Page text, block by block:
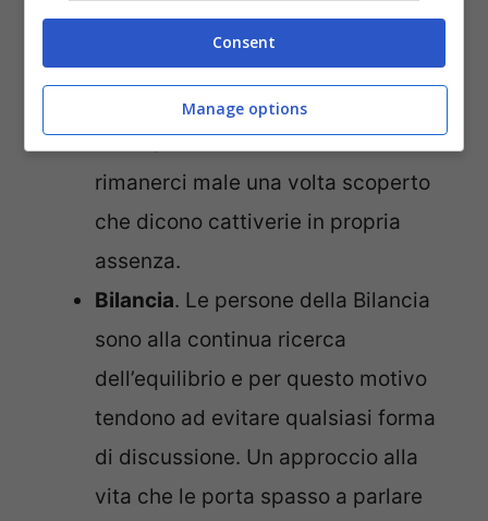
stelle consigliano di frequentare le
persone nate sotto questo segno in
gruppo e non fidarsi ciecamente di
loro. Questo onde evitare di
rimanerci male una volta scoperto
che dicono cattiverie in propria
assenza.
Bilancia. Le persone della Bilancia
sono alla continua ricerca
dell’equilibrio e per questo motivo
tendono ad evitare qualsiasi forma
di discussione. Un approccio alla
vita che le porta spasso a parlare
Consent
Manage options